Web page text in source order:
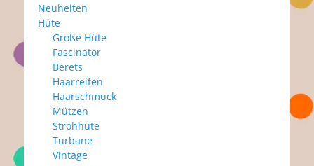
Neuheiten
Hüte
Große Hüte
Fascinator
Berets
Haarreifen
Haarschmuck
Mützen
Strohhüte
Turbane
Vintage